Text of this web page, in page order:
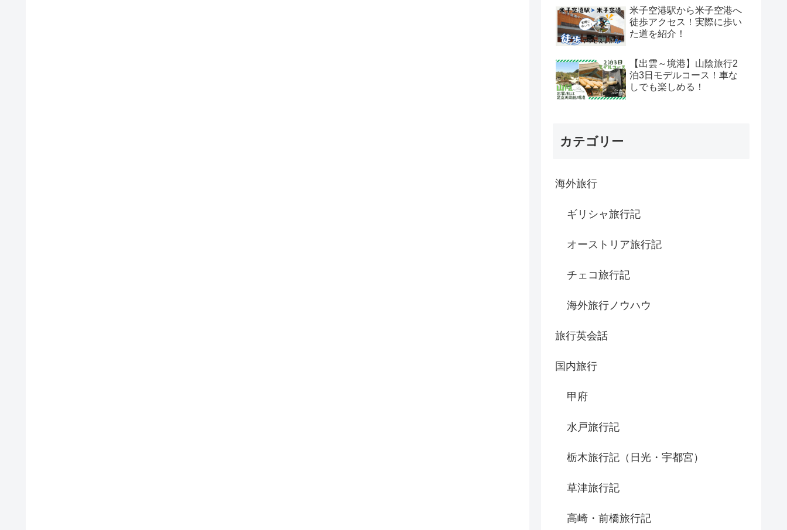
米子空港駅から米子空港へ
徒歩アクセス！実際に歩い
た道を紹介！
【出雲～境港】山陰旅行2
泊3日モデルコース！車な
しでも楽しめる！
カテゴリー
海外旅行
ギリシャ旅行記
オーストリア旅行記
チェコ旅行記
海外旅行ノウハウ
旅行英会話
国内旅行
甲府
水戸旅行記
栃木旅行記（日光・宇都宮）
草津旅行記
高崎・前橋旅行記